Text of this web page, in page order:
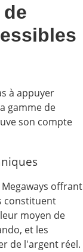
à appuyer
gamme de
son compte
offrant
constituent
moyen de
et les
de l'argent réel.